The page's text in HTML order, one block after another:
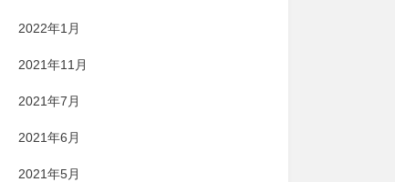
2022年1月
2021年11月
2021年7月
2021年6月
2021年5月